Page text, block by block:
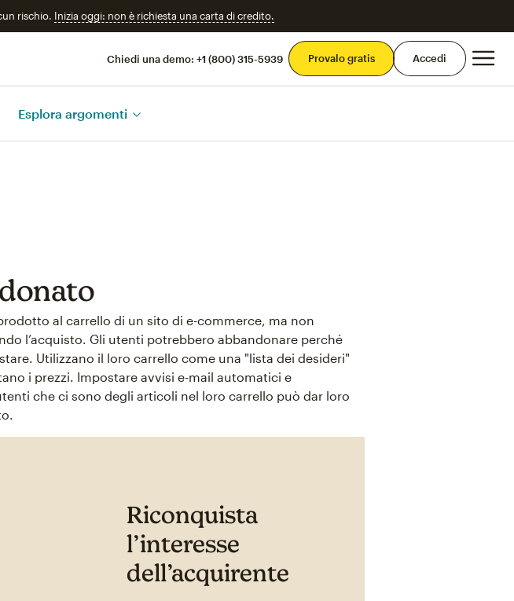
rischio. Inizia oggi: non è richiesta una carta di credito.
Chiedi una demo: +1 (800) 315-5939 Provalo gratis Accedi
Esplora argomenti
al carrello di un sito di e-commerce, ma non
l’acquisto. Gli utenti potrebbero abbandonare perché
Utilizzano il loro carrello come una "lista dei desideri"
i prezzi. Impostare avvisi e-mail automatici e
che ci sono degli articoli nel loro carrello può dar loro
Riconquista
l’interesse
dell’acquirente